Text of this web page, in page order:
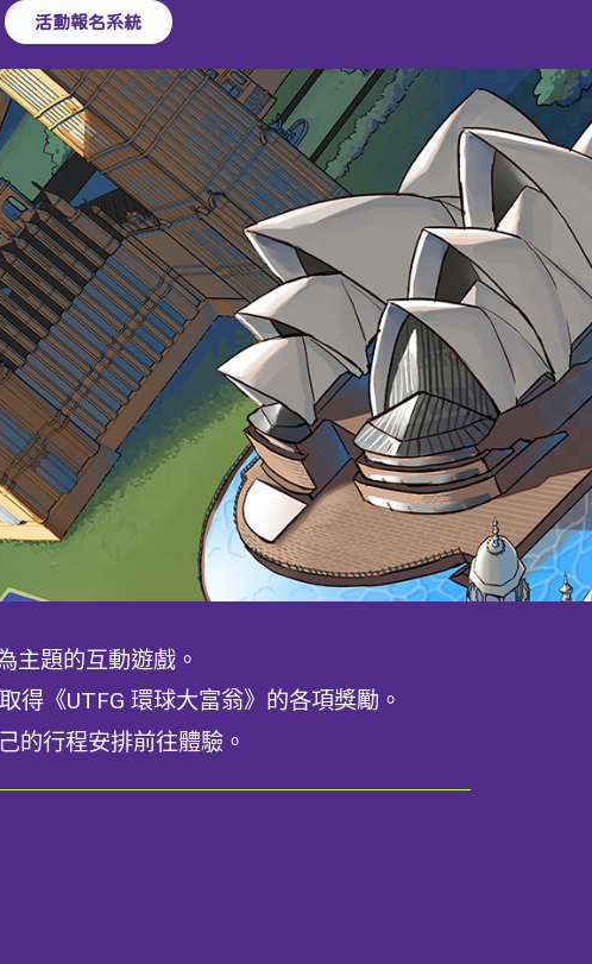
活動報名系統
主題的互動遊戲。
得《UTFG 環球大富翁》的各項獎勵。
的行程安排前往體驗。